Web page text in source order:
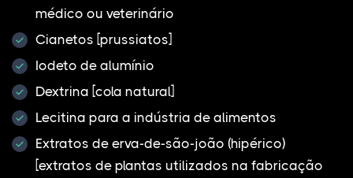
médico ou veterinário
Cianetos [prussiatos]
Iodeto de alumínio
Dextrina [cola natural]
Lecitina para a indústria de alimentos
Extratos de erva-de-são-joão (hipérico)
[extratos de plantas utilizados na fabricação